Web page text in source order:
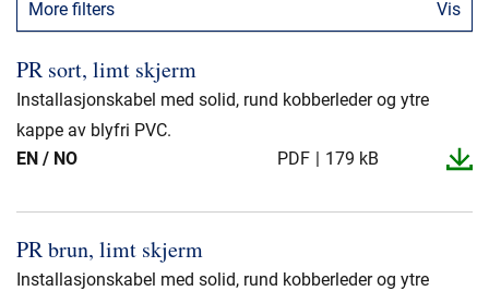
Nedlastinger
Presse og arrangementer
Om oss
More filters Vis
PR sort, limt skjerm
Installasjonskabel med solid, rund kobberleder og ytre
kappe av blyfri PVC.
EN / NO
PDF 179 kB
PR brun, limt skjerm
Installasjonskabel med solid, rund kobberleder og ytre